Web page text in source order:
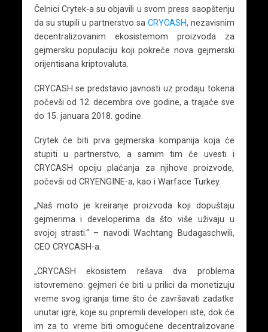
Čelnici Crytek-a su objavili u svom press saopštenju
da su stupili u partnerstvo sa CRYCASH, nezavisnim
decentralizovanim ekosistemom proizvoda za
gejmersku populaciju koji pokreće nova gejmerski
orijentisana kriptovaluta.
CRYCASH se predstavio javnosti uz prodaju tokena
počevši od 12. decembra ove godine, a trajaće sve
do 15. januara 2018. godine.
Crytek će biti prva gejmerska kompanija koja će
stupiti u partnerstvo, a samim tim će uvesti i
CRYCASH opciju plaćanja za njihove proizvode,
počevši od CRYENGINE-a, kao i Warface Turkey.
„Naš moto je kreiranje proizvoda koji dopuštaju
gejmerima i developerima da što više uživaju u
svojoj strasti.“ – navodi Wachtang Budagaschwili,
CEO CRYCASH-a.
„CRYCASH ekosistem rešava dva problema
istovremeno: gejmeri će biti u prilici da monetizuju
vreme svog igranja time što će završavati zadatke
unutar igre, koje su pripremili developeri iste, dok će
im za to vreme biti omogućene decentralizovane